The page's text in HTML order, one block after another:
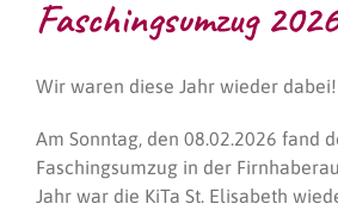
Faschingsumzug 2026
Wir waren diese Jahr wieder dabei!
Am Sonntag, den 08.02.2026 fand
Faschingsumzug in der
Jahr war die KiTa St. Elisabeth